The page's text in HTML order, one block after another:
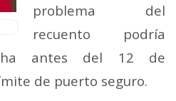
problema del
recuento podría
antes del 12 de
de puerto seguro.